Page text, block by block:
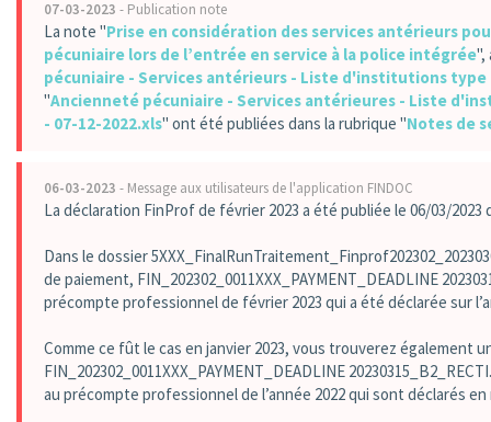
07-03-2023 - Publication note
La note "Prise en considération des services antérieurs
pécuniaire lors de l’entrée en service à la police intégrée",
pécuniaire - Services antérieurs - Liste d'institutions type
"Ancienneté pécuniaire - Services antérieures - Liste
- 07-12-2022.xls" ont été publiées dans la rubrique "Notes de
06-03-2023 - Message aux utilisateurs de l'application FINDOC
La déclaration FinProf de février 2023 a été publiée le 06/03/2023
Dans le dossier
de paiement, FIN_202302_0011XXX_PAYMENT_DEADLINE
précompte professionnel de février 2023 qui a été déclarée sur
Comme ce fût le cas en janvier 2023, vous trouverez également
FIN_202302_0011XXX_PAYMENT_DEADLINE
au précompte professionnel de l’année 2022 qui sont déclarés